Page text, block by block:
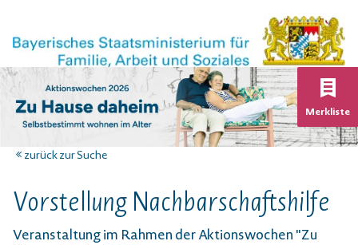
Merkliste
zurück zur Suche
Vorstellung Nachbarschaftshilfe
Veranstaltung im Rahmen der Aktionswochen "Zu